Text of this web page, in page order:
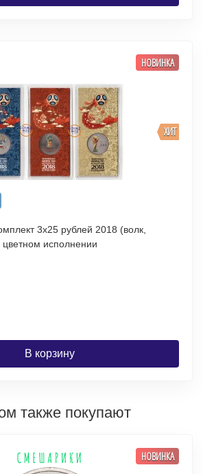
ХИТ
НОВИНКА
3х25 рублей 2018 (волк,
исполнении
В корзину
также покупают
НОВИНКА